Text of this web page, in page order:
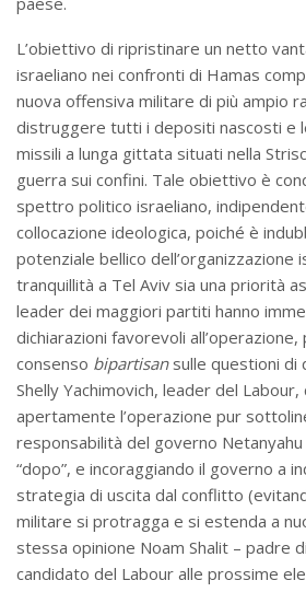
L’obiettivo di ripristinare un netto
israeliano nei confronti di Hamas
nuova offensiva militare di più ampio
distruggere tutti i depositi nascosti e
missili a lunga gittata situati nella
guerra sui confini. Tale obiettivo è
spettro politico israeliano,
collocazione ideologica, poiché è
potenziale bellico dell’organizzazione
tranquillità a Tel Aviv sia una priorità
leader dei maggiori partiti hanno
dichiarazioni favorevoli
consenso bipartisansulle questioni di
Shelly Yachimovich, leader del
apertamente l’operazione pur
responsabilità del governo
“dopo”, e incoraggiando il governo a
strategia di uscita dal conflitto
militare si protragga e si estenda a
stessa opinione Noam Shalit – padre
candidato del Labour alle prossime